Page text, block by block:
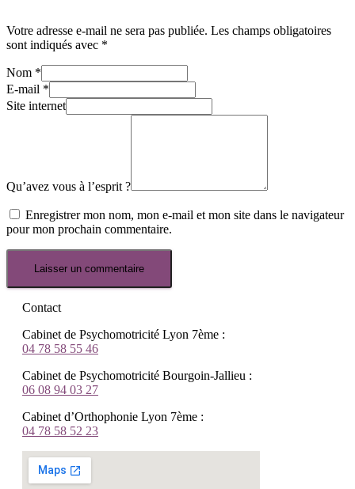
Votre adresse e-mail ne sera pas publiée. Les champs obligatoires
sont indiqués avec *
Nom *
E-mail *
Site internet
Qu’avez vous à l’esprit ?
Enregistrer mon nom, mon e-mail et mon site dans le navigateur
pour mon prochain commentaire.
Contact
Cabinet de Psychomotricité Lyon 7ème :
04 78 58 55 46
Cabinet de Psychomotricité Bourgoin-Jallieu :
06 08 94 03 27
Cabinet d’Orthophonie Lyon 7ème :
04 78 58 52 23